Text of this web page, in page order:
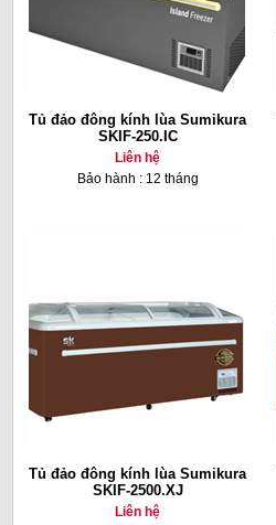
Tủ đảo đông kính lùa Sumikura
SKIF-250.IC
Liên hệ
Bảo hành : 12 tháng
Tủ đảo đông kính lùa Sumikura
SKIF-2500.XJ
Liên hệ